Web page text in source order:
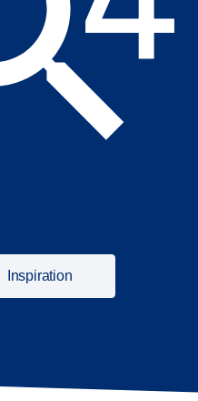
Inspiration